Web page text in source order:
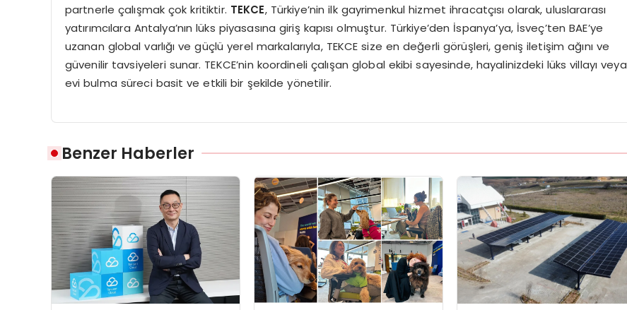
partnerle çalışmak çok kritiktir. TEKCE, Türkiye’nin ilk gayrimenkul hizmet ihracatçısı olarak, uluslararası
yatırımcılara Antalya’nın lüks piyasasına giriş kapısı olmuştur. Türkiye’den İspanya’ya, İsveç’ten BAE’ye
uzanan global varlığı ve güçlü yerel markalarıyla, TEKCE size en değerli görüşleri, geniş iletişim ağını ve
güvenilir tavsiyeleri sunar. TEKCE’nin koordineli çalışan global ekibi sayesinde, hayalinizdeki lüks villayı veya
evi bulma süreci basit ve etkili bir şekilde yönetilir.
Benzer Haberler